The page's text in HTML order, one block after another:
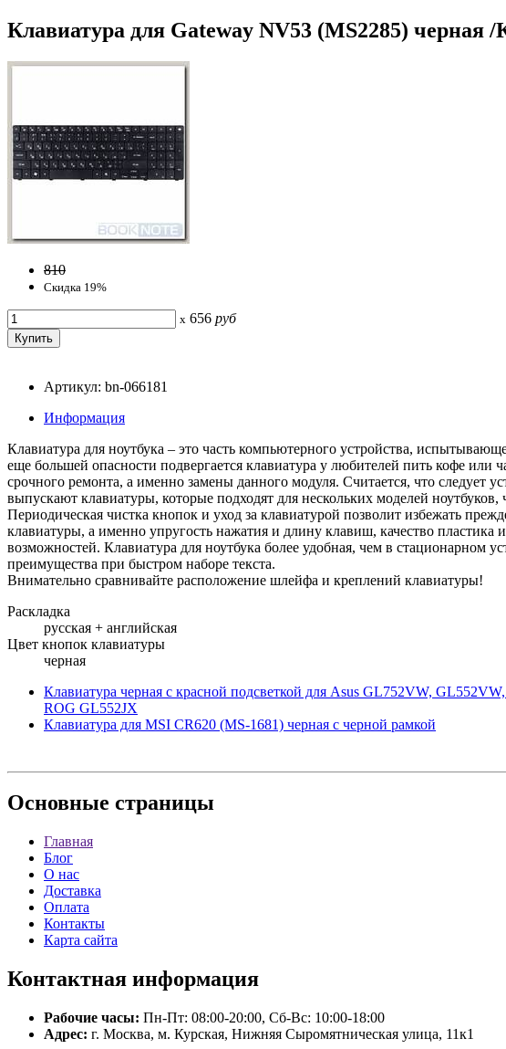
Клавиатура для Gateway NV53 (MS2285) черная /
810
Скидка 19%
x 656 руб
Артикул: bn-066181
Информация
Клавиатура для ноутбука – это часть компьютерного устройства,
еще большей опасности подвергается клавиатура у любителей пить кофе
срочного ремонта, а именно замены данного модуля. Считается, что следует
выпускают клавиатуры, которые подходят для нескольких моделей
Периодическая чистка кнопок и уход за клавиатурой позволит избежать
клавиатуры, а именно упругость нажатия и длину клавиш, качество
возможностей. Клавиатура для ноутбука более удобная, чем в стационарном
преимущества при быстром наборе текста.
Внимательно сравнивайте расположение шлейфа и креплений клавиатуры!
Раскладка
русская + английская
Цвет кнопок клавиатуры
черная
Клавиатура черная c красной подсветкой для Asus GL752VW,
ROG GL552JX
Клавиатура для MSI CR620 (MS-1681) черная с черной рамкой
Основные страницы
Главная
Блог
О нас
Доставка
Оплата
Контакты
Карта сайта
Контактная информация
Рабочие часы: Пн-Пт: 08:00-20:00, Сб-Вс: 10:00-18:00
Адрес: г. Москва, м. Курская, Нижняя Сыромятническая улица, 11к1